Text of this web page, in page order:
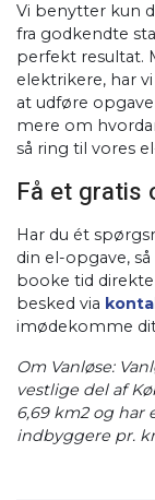
Vi benytter kun
fra godkendte
perfekt resultat.
elektrikere, har
at udføre
mere om
så ring til vores
Få et gratis
​Har du ét
din el-opgave,
booke tid
besked via
imødekomme
Om Vanløse:
vestlige del af
6,69 km2 og
indbyggere pr.